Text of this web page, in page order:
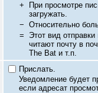
+
При просмотре
загружать.
− Относительно
= Этот вид
читают почту в
The Bat и т.п.
Прислать.
Уведомление будет
если адресат